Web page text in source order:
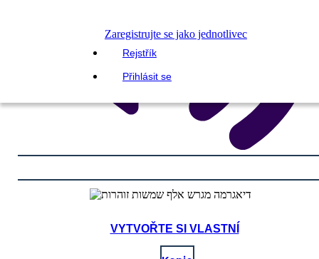
Zaregistrujte se jako jednotlivec
Rejstřík
Přihlásit se
VYTVOŘTE SI VLASTNÍ